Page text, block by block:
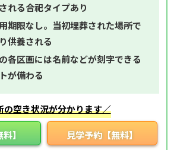
れる合祀タイプあり
期限なし。当初埋葬された場所で
供養される
各区画には名前などが刻字できる
が備わる
の空き状況が分かります／
】 見学予約【無料】